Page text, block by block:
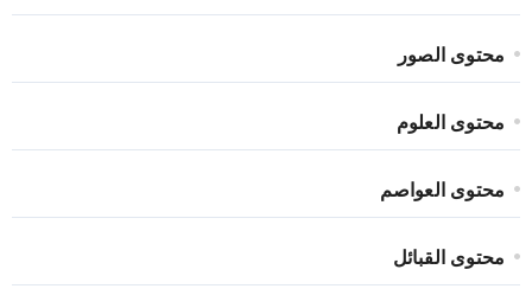
محتوى الصور
محتوى العلوم
محتوى العواصم
محتوى القبائل